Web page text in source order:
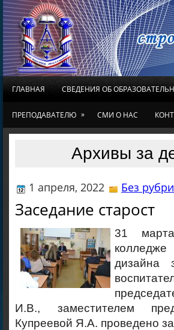
ГЛАВНАЯ СВЕДЕНИЯ ОБ
ПРЕПОДАВАТЕЛЮ » СМИ О НАС
Архивы за
1 апреля, 2022 Без
Заседание старост
31
дизайна
И.В., заместителем
Купреевой Я.А. проведено